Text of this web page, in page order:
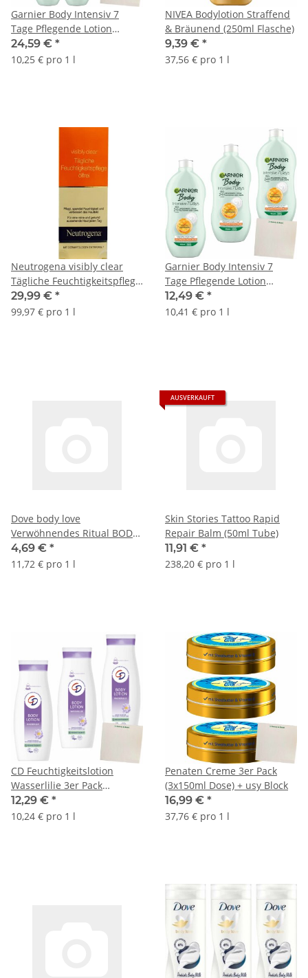
Garnier Body Intensiv 7
Tage Pflegende Lotion
Normale bis trockene Haut
(6x400ml Flasche) VPE + usy
24,59 € *
10,25 € pro 1 l
NIVEA Bodylotion Straffend
& Bräunend (250ml Flasche)
9,39 € *
37,56 € pro 1 l
Neutrogena visibly clear
Tägliche Feuchtigkeitspflege
ölfrei VPE (6X50ml Packung)
29,99 € *
99,97 € pro 1 l
Garnier Body Intensiv 7
Tage Pflegende Lotion
Normale bis trockene Haut
3er Pack (3x400ml Flasche) +
12,49 € *
10,41 € pro 1 l
Dove body love
Verwöhnendes Ritual BODY
LOTION (400ml Flasche)
4,69 € *
11,72 € pro 1 l
AUSVERKAUFT
Skin Stories Tattoo Rapid
Repair Balm (50ml Tube)
11,91 € *
238,20 € pro 1 l
CD Feuchtigkeitslotion
Wasserlilie 3er Pack
(3x400ml Flasche) + usy
Block
12,29 € *
10,24 € pro 1 l
Penaten Creme 3er Pack
(3x150ml Dose) + usy Block
16,99 € *
37,76 € pro 1 l